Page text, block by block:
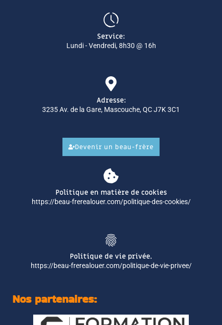
Service:
Lundi - Vendredi, 8h30 @ 16h
Adresse:
3235 Av. de la Gare, Mascouche, QC J7K 3C1
Devenir un beau-frère
Politique en matière de cookies
https://beau-frerealouer.com/politique-des-cookies/
Politique de vie privée.
https://beau-frerealouer.com/politique-de-vie-privee/
Nos partenaires: